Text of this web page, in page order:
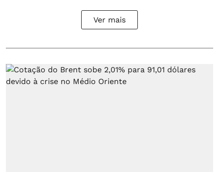
Ver mais